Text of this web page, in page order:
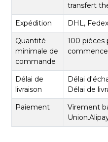
transfert
Expédition
DHL,
Quantité
minimale de
commande
100 pièces
Délai de
livraison
Délai
Délai de
Paiement
Virement